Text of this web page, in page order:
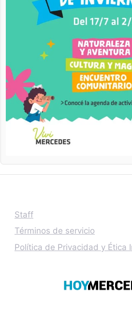
Staff
Términos de servicio
Política de Privacidad y Ética